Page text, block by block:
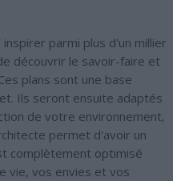
parmi plus d'un millier
découvrir le savoir-faire et
plans sont une base
Ils seront ensuite adaptés
de votre environnement,
permet d'avoir un
complètement optimisé
vie, vos envies et vos